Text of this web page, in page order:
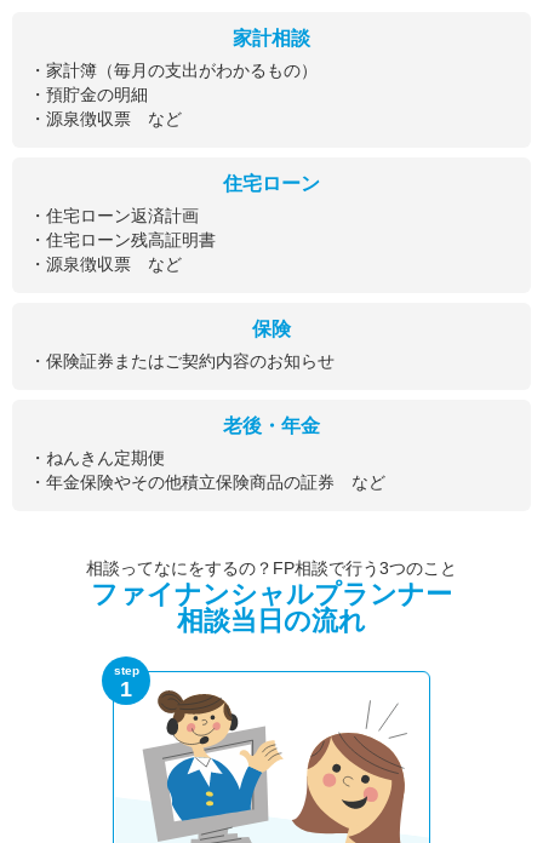
家計相談
・家計簿（毎月の支出がわかるもの）
・預貯金の明細
・源泉徴収票 など
住宅ローン
・住宅ローン返済計画
・住宅ローン残高証明書
・源泉徴収票 など
保険
・保険証券またはご契約内容のお知らせ
老後・年金
・ねんきん定期便
・年金保険やその他積立保険商品の証券 など
相談ってなにをするの？FP相談で行う3つのこと
ファイナンシャルプランナー
相談当日の流れ
step
1